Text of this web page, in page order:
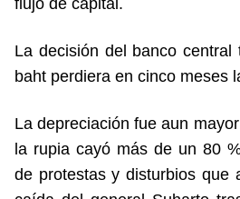
flujo de capital.
La decisión del banco central
baht perdiera en cinco meses
La depreciación fue aun
la rupia cayó más de un 80
de protestas y disturbios que